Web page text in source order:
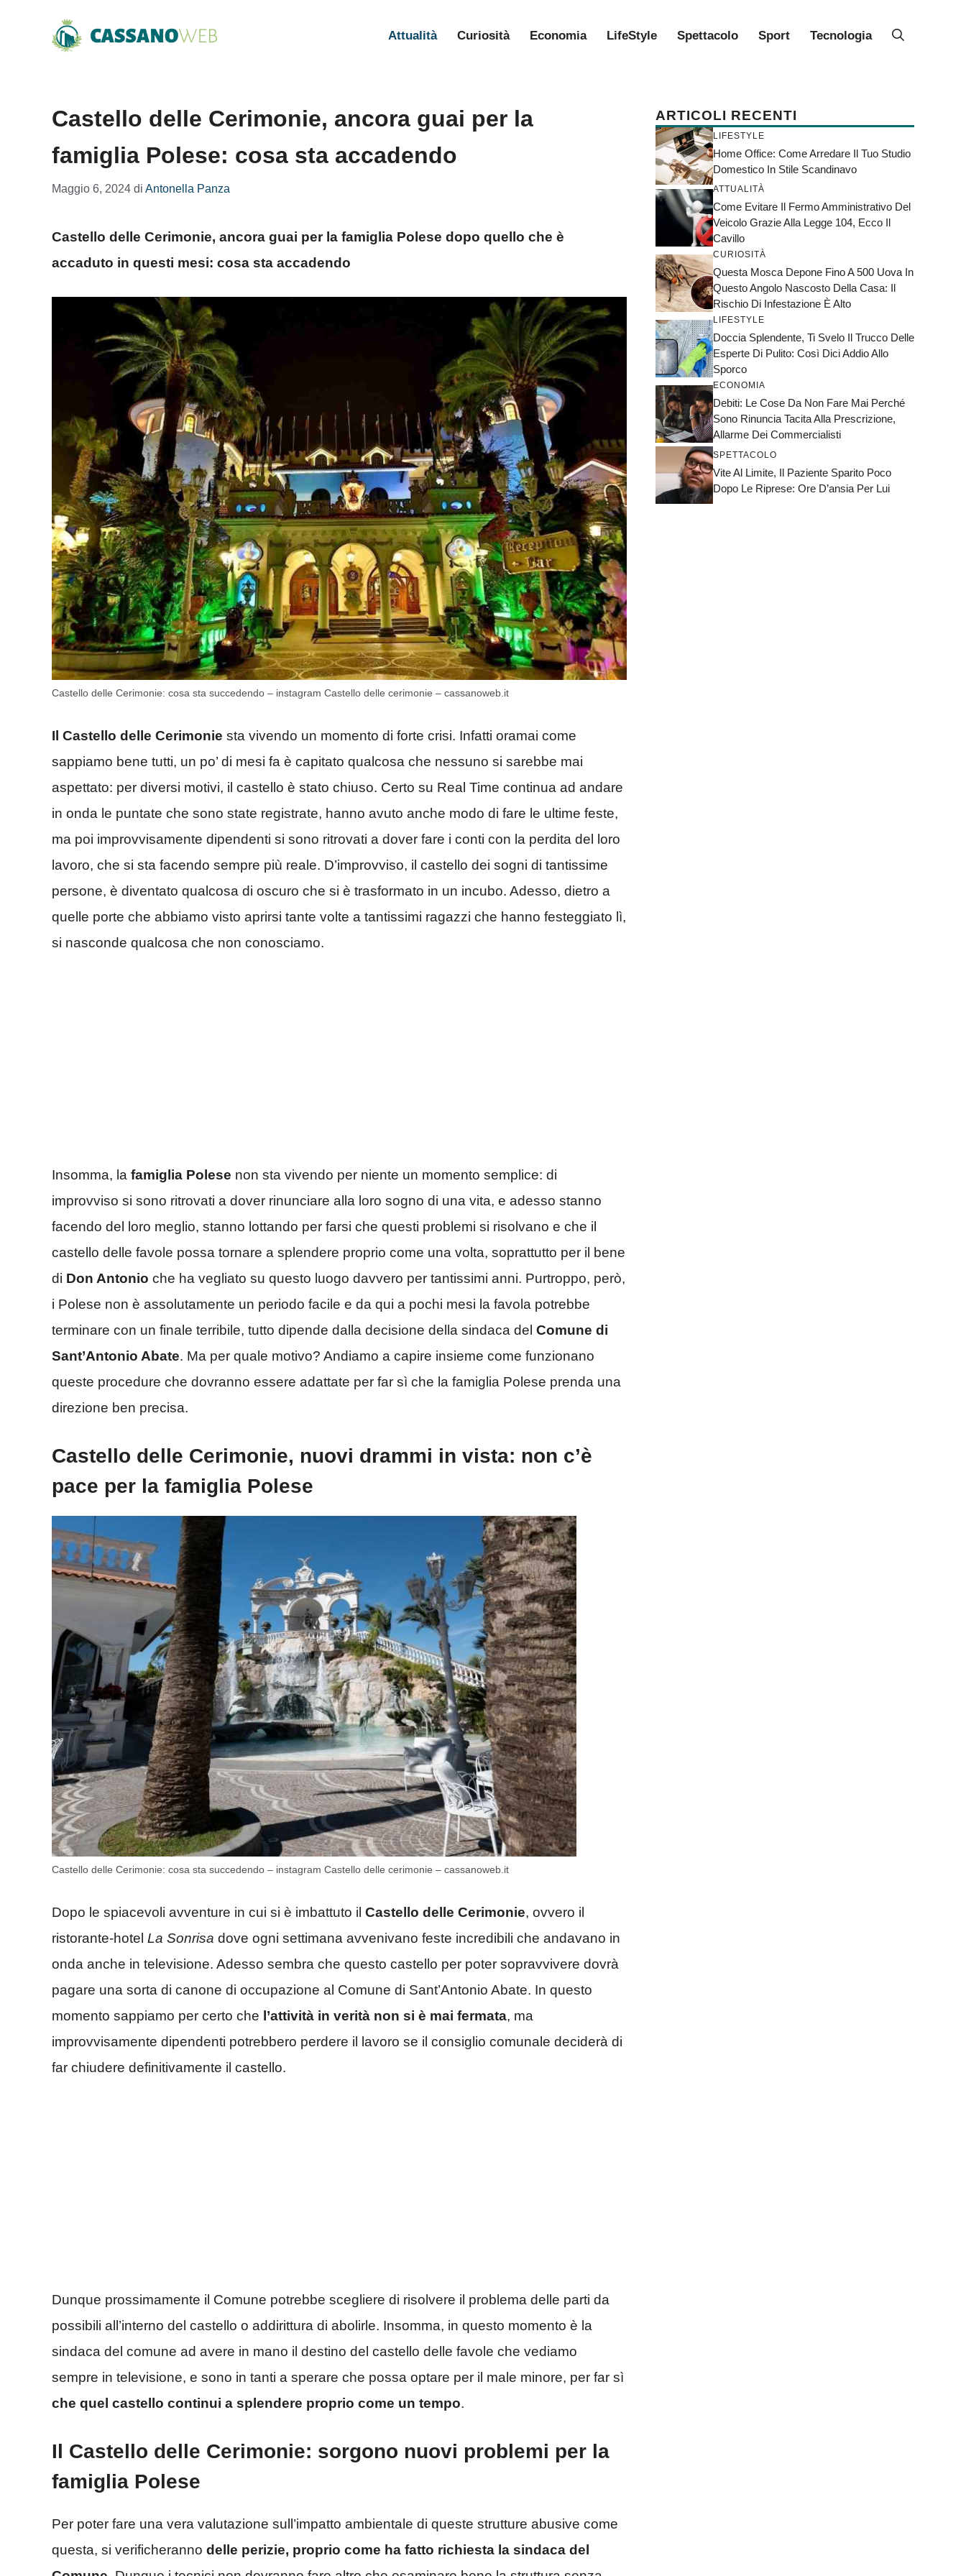
Attualità Curiosità Economia LifeStyle Spettacolo Sport Tecnologia
Castello delle Cerimonie, ancora guai per la
famiglia Polese: cosa sta accadendo
Maggio 6, 2024 di Antonella Panza
Castello delle Cerimonie, ancora guai per la famiglia Polese dopo quello che è
accaduto in questi mesi: cosa sta accadendo
Castello delle Cerimonie: cosa sta succedendo – instagram Castello delle cerimonie – cassanoweb.it
Il Castello delle Cerimonie sta vivendo un momento di forte crisi. Infatti oramai come
sappiamo bene tutti, un po’ di mesi fa è capitato qualcosa che nessuno si sarebbe mai
aspettato: per diversi motivi, il castello è stato chiuso. Certo su Real Time continua ad andare
in onda le puntate che sono state registrate, hanno avuto anche modo di fare le ultime feste,
ma poi improvvisamente dipendenti si sono ritrovati a dover fare i conti con la perdita del loro
lavoro, che si sta facendo sempre più reale. D’improvviso, il castello dei sogni di tantissime
persone, è diventato qualcosa di oscuro che si è trasformato in un incubo. Adesso, dietro a
quelle porte che abbiamo visto aprirsi tante volte a tantissimi ragazzi che hanno festeggiato lì,
si nasconde qualcosa che non conosciamo.
Insomma, la famiglia Polese non sta vivendo per niente un momento semplice: di
improvviso si sono ritrovati a dover rinunciare alla loro sogno di una vita, e adesso stanno
facendo del loro meglio, stanno lottando per farsi che questi problemi si risolvano e che il
castello delle favole possa tornare a splendere proprio come una volta, soprattutto per il bene
di Don Antonio che ha vegliato su questo luogo davvero per tantissimi anni. Purtroppo, però,
i Polese non è assolutamente un periodo facile e da qui a pochi mesi la favola potrebbe
terminare con un finale terribile, tutto dipende dalla decisione della sindaca del Comune di
Sant’Antonio Abate. Ma per quale motivo? Andiamo a capire insieme come funzionano
queste procedure che dovranno essere adattate per far sì che la famiglia Polese prenda una
direzione ben precisa.
Castello delle Cerimonie, nuovi drammi in vista: non c’è
pace per la famiglia Polese
Castello delle Cerimonie: cosa sta succedendo – instagram Castello delle cerimonie – cassanoweb.it
Dopo le spiacevoli avventure in cui si è imbattuto il Castello delle Cerimonie, ovvero il
ristorante-hotel La Sonrisa dove ogni settimana avvenivano feste incredibili che andavano in
onda anche in televisione. Adesso sembra che questo castello per poter sopravvivere dovrà
pagare una sorta di canone di occupazione al Comune di Sant’Antonio Abate. In questo
momento sappiamo per certo che l’attività in verità non si è mai fermata, ma
improvvisamente dipendenti potrebbero perdere il lavoro se il consiglio comunale deciderà di
far chiudere definitivamente il castello.
Dunque prossimamente il Comune potrebbe scegliere di risolvere il problema delle parti da
possibili all’interno del castello o addirittura di abolirle. Insomma, in questo momento è la
sindaca del comune ad avere in mano il destino del castello delle favole che vediamo
sempre in televisione, e sono in tanti a sperare che possa optare per il male minore, per far sì
che quel castello continui a splendere proprio come un tempo.
Il Castello delle Cerimonie: sorgono nuovi problemi per la
famiglia Polese
Per poter fare una vera valutazione sull’impatto ambientale di queste strutture abusive come
questa, si verificheranno delle perizie, proprio come ha fatto richiesta la sindaca del
ARTICOLI RECENTI
LIFESTYLE
Home Office: Come Arredare Il Tuo Studio
Domestico In Stile Scandinavo
ATTUALITÀ
Come Evitare Il Fermo Amministrativo Del
Veicolo Grazie Alla Legge 104, Ecco Il
Cavillo
CURIOSITÀ
Questa Mosca Depone Fino A 500 Uova In
Questo Angolo Nascosto Della Casa: Il
Rischio Di Infestazione È Alto
LIFESTYLE
Doccia Splendente, Ti Svelo Il Trucco Delle
Esperte Di Pulito: Così Dici Addio Allo
Sporco
ECONOMIA
Debiti: Le Cose Da Non Fare Mai Perché
Sono Rinuncia Tacita Alla Prescrizione,
Allarme Dei Commercialisti
SPETTACOLO
Vite Al Limite, Il Paziente Sparito Poco
Dopo Le Riprese: Ore D’ansia Per Lui